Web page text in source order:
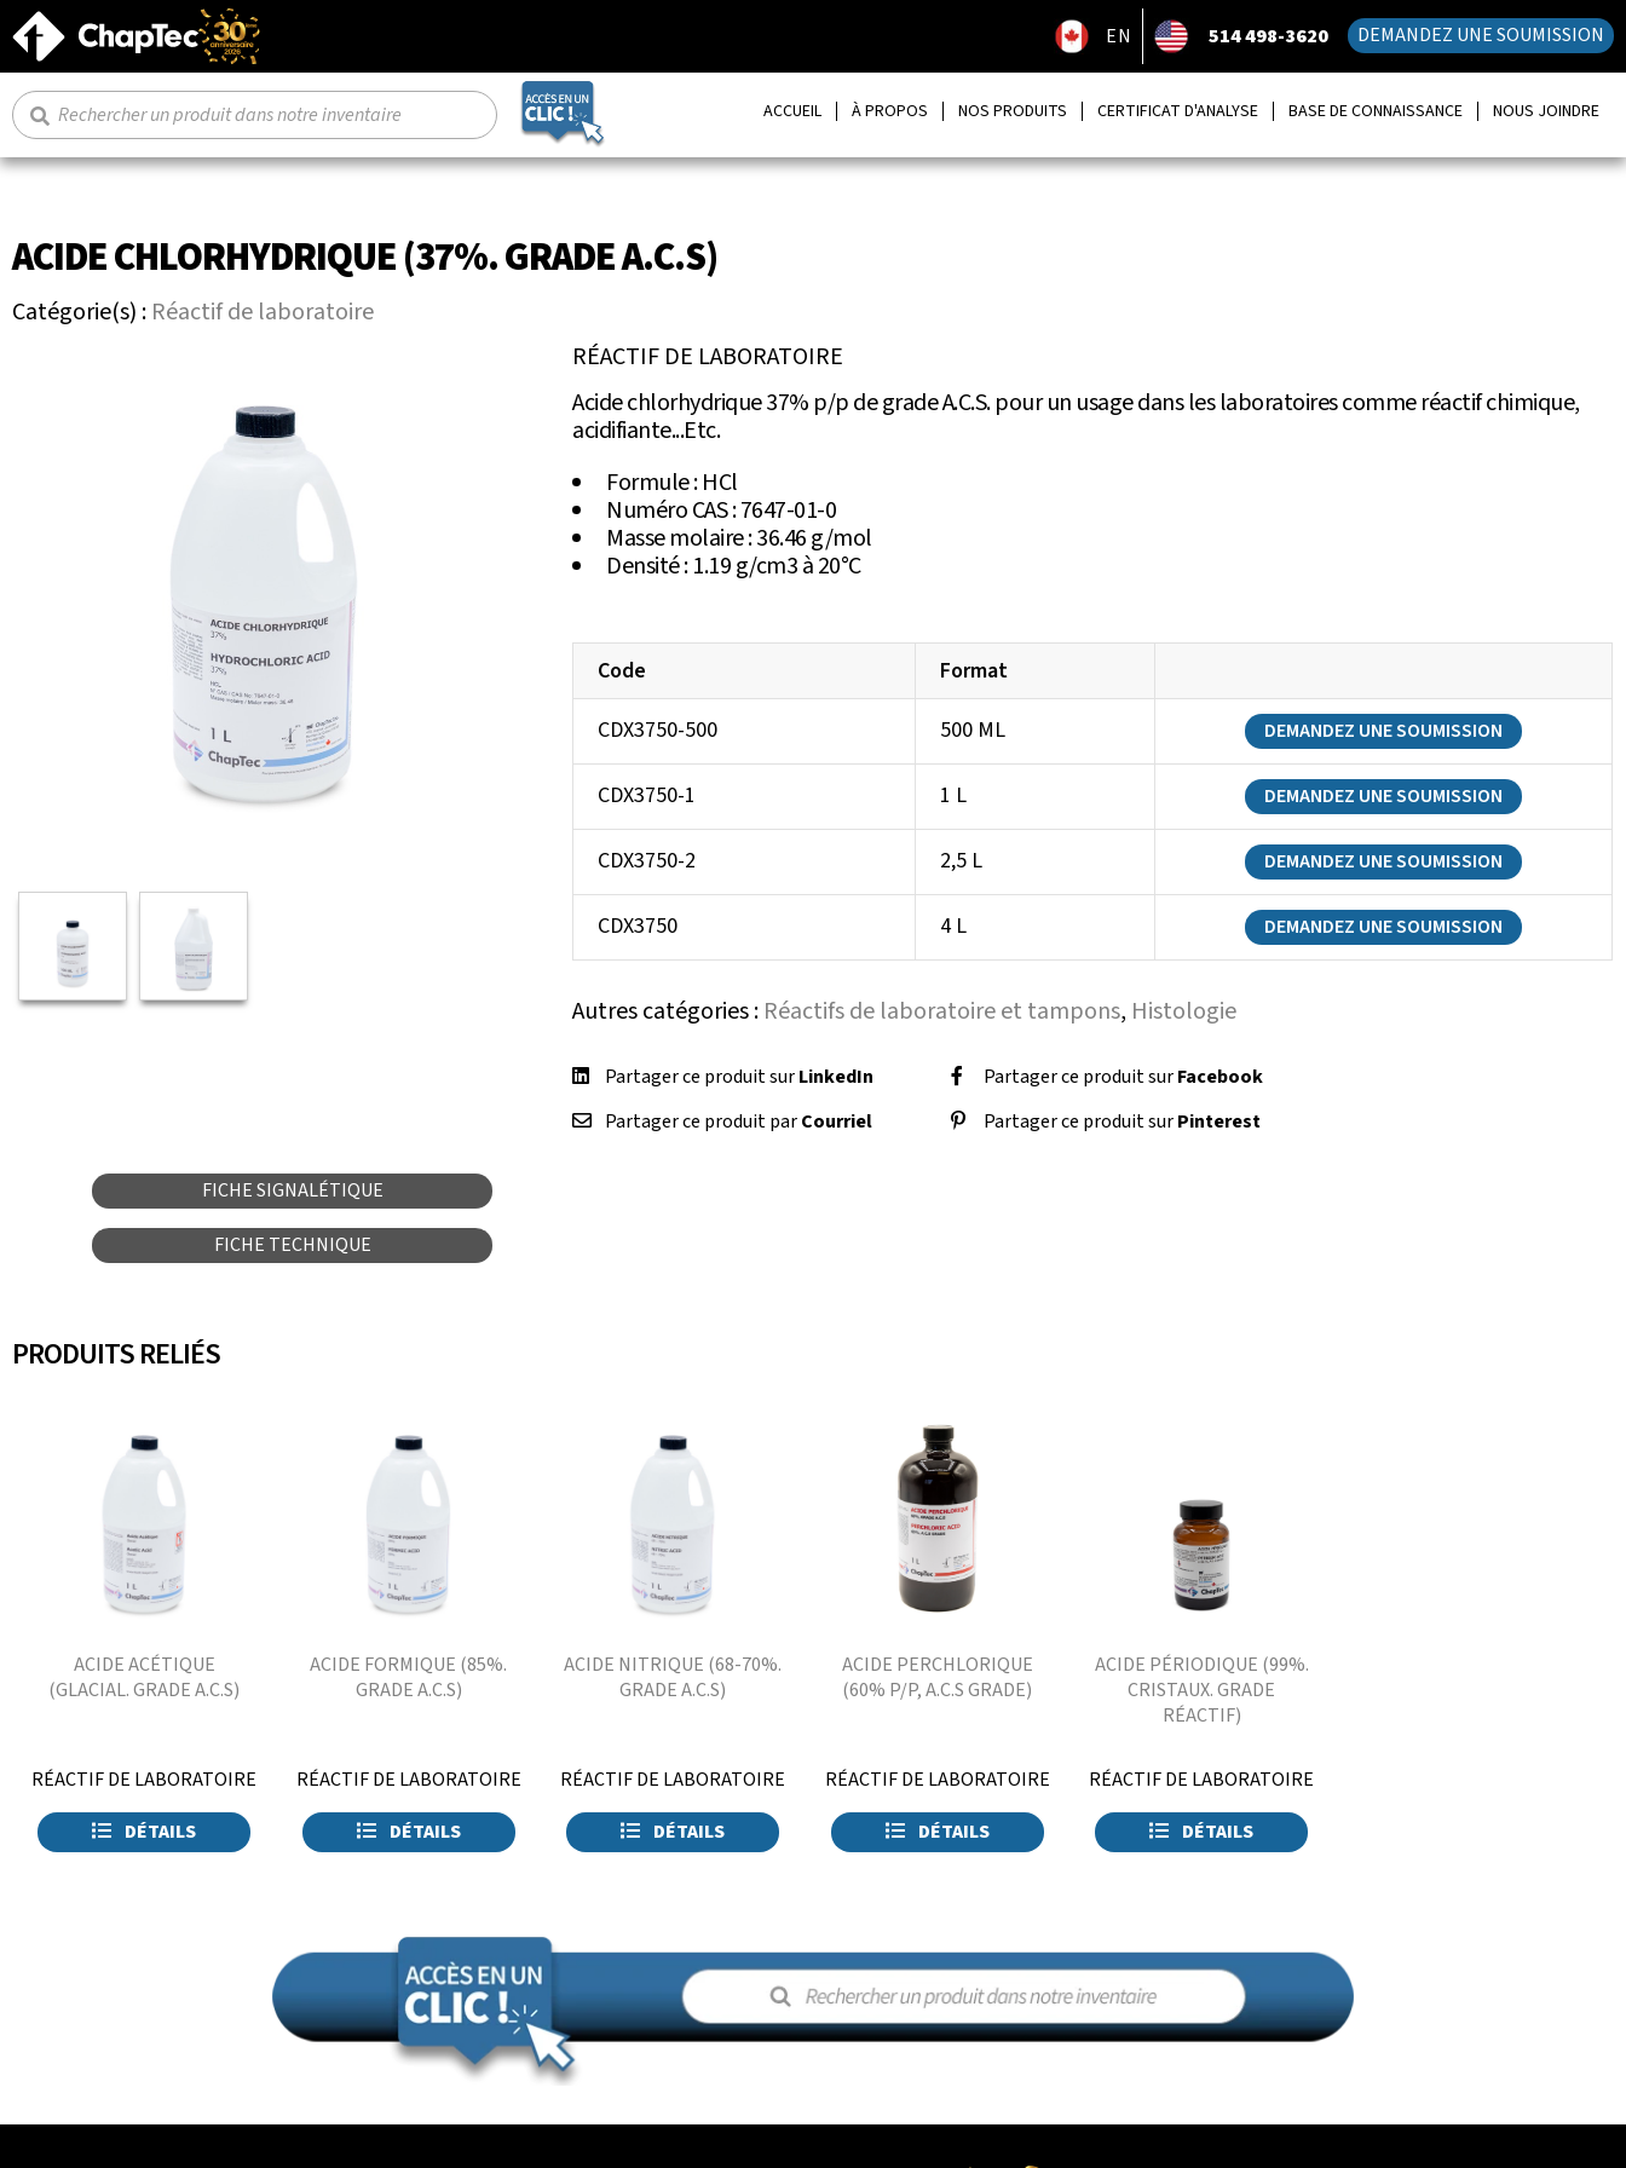
EN 514 498-3620 DEMANDEZ UNE SOUMISSION
ACCUEIL À PROPOS NOS PRODUITS CERTIFICAT D'ANALYSE BASE DE CONNAISSANCE NOUS JOINDRE
ACIDE CHLORHYDRIQUE (37%. GRADE A.C.S)
Catégorie(s) : Réactif de laboratoire
RÉACTIF DE LABORATOIRE
Acide chlorhydrique 37% p/p de grade A.C.S. pour un usage dans les laboratoires comme réactif chimique,
acidifiante...Etc.
Formule : HCl
Numéro CAS : 7647-01-0
Masse molaire : 36.46 g/mol
Densité : 1.19 g/cm3 à 20°C
Code
Format
CDX3750-500
500 ML DEMANDEZ UNE SOUMISSION
CDX3750-1 1 L DEMANDEZ UNE SOUMISSION
CDX3750-2 2,5 L DEMANDEZ UNE SOUMISSION
CDX3750 4 L DEMANDEZ UNE SOUMISSION
Autres catégories : Réactifs de laboratoire et tampons, Histologie
Partager ce produit surLinkedIn
Partager ce produit parCourriel
Partager ce produit surFacebook
Partager ce produit surPinterest
FICHE SIGNALÉTIQUE
FICHE TECHNIQUE
PRODUITS RELIÉS
ACIDE ACÉTIQUE
(GLACIAL. GRADE A.C.S)
RÉACTIF DE LABORATOIRE
DÉTAILS
ACIDE FORMIQUE (85%.
GRADE A.C.S)
RÉACTIF DE LABORATOIRE
DÉTAILS
ACIDE NITRIQUE (68-70%.
GRADE A.C.S)
RÉACTIF DE LABORATOIRE
DÉTAILS
ACIDE PERCHLORIQUE
(60% P/P, A.C.S GRADE)
RÉACTIF DE LABORATOIRE
DÉTAILS
ACIDE PÉRIODIQUE (99%.
CRISTAUX. GRADE
RÉACTIF)
RÉACTIF DE LABORATOIRE
DÉTAILS